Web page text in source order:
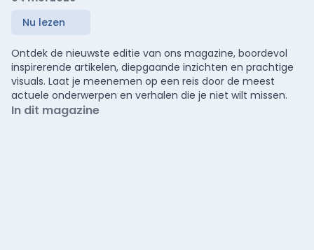
Nu lezen
Ontdek de nieuwste editie van ons magazine, boordevol
inspirerende artikelen, diepgaande inzichten en prachtige
visuals. Laat je meenemen op een reis door de meest
actuele onderwerpen en verhalen die je niet wilt missen.
In dit magazine